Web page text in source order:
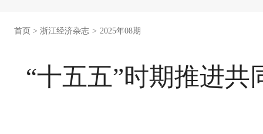
首页 > 浙江经济杂志 > 2025年08期
“十五五”时期推进